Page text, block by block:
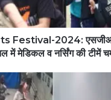
Festival-2024:
में मेडिकल व नर्सिंग की टीमें